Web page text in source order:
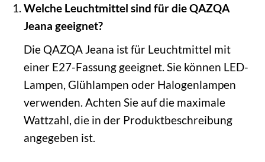
Welche Leuchtmittel sind für die QAZQA
Jeana geeignet?
Die QAZQA Jeana ist für Leuchtmittel mit
einer E27-Fassung geeignet. Sie können LED-
Lampen, Glühlampen oder Halogenlampen
verwenden. Achten Sie auf die maximale
Wattzahl, die in der Produktbeschreibung
angegeben ist.